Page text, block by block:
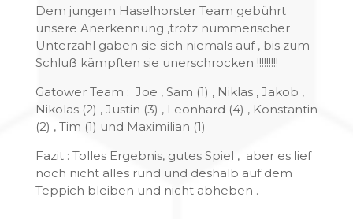
Dem jungem Haselhorster Team gebührt
unsere Anerkennung ,trotz nummerischer
Unterzahl gaben sie sich niemals auf , bis zum
Schluß kämpften sie unerschrocken !!!!!!!!!
Gatower Team : Joe , Sam (1) , Niklas , Jakob ,
Nikolas (2) , Justin (3) , Leonhard (4) , Konstantin
(2) , Tim (1) und Maximilian (1)
Fazit : Tolles Ergebnis, gutes Spiel , aber es lief
noch nicht alles rund und deshalb auf dem
Teppich bleiben und nicht abheben .